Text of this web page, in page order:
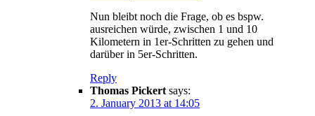
Nun bleibt noch die Frage, ob es bspw.
ausreichen würde, zwischen 1 und 10
Kilometern in 1er-Schritten zu gehen und
darüber in 5er-Schritten.
Reply
Thomas Pickert says:
2. January 2013 at 14:05